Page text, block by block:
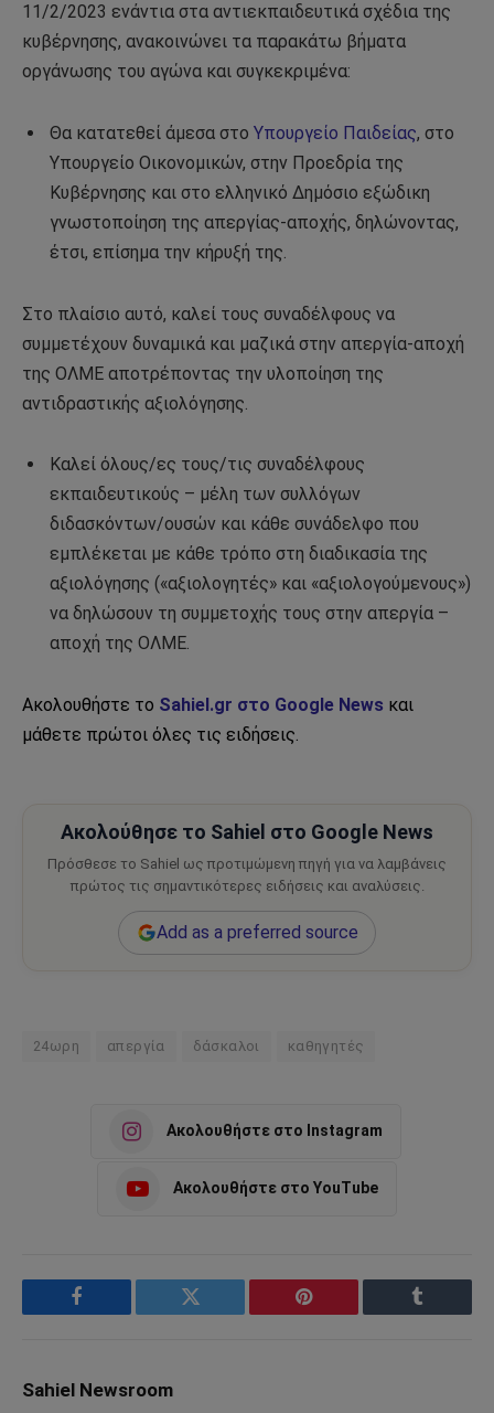
11/2/2023 ενάντια στα αντιεκπαιδευτικά σχέδια της
κυβέρνησης, ανακοινώνει τα παρακάτω βήματα
οργάνωσης του αγώνα και συγκεκριμένα:
Θα κατατεθεί άμεσα στο Υπουργείο Παιδείας, στο
Υπουργείο Οικονομικών, στην Προεδρία της
Κυβέρνησης και στο ελληνικό Δημόσιο εξώδικη
γνωστοποίηση της απεργίας-αποχής, δηλώνοντας,
έτσι, επίσημα την κήρυξή της.
Στο πλαίσιο αυτό, καλεί τους συναδέλφους να
συμμετέχουν δυναμικά και μαζικά στην απεργία-αποχή
της ΟΛΜΕ αποτρέποντας την υλοποίηση της
αντιδραστικής αξιολόγησης.
Καλεί όλους/ες τους/τις συναδέλφους
εκπαιδευτικούς – μέλη των συλλόγων
διδασκόντων/ουσών και κάθε συνάδελφο που
εμπλέκεται με κάθε τρόπο στη διαδικασία της
αξιολόγησης («αξιολογητές» και «αξιολογούμενους»)
να δηλώσουν τη συμμετοχής τους στην απεργία –
αποχή της ΟΛΜΕ.
Ακολουθήστε το Sahiel.gr στο Google News και
μάθετε πρώτοι όλες τις ειδήσεις.
Ακολούθησε το Sahiel στο Google News
Πρόσθεσε το Sahiel ως προτιμώμενη πηγή για να λαμβάνεις
πρώτος τις σημαντικότερες ειδήσεις και αναλύσεις.
Add as a preferred source
24ωρη απεργία δάσκαλοι καθηγητές
Ακολουθήστε στο Instagram
Ακολουθήστε στο YouTube
Facebook Twitter Pinterest Tumblr
Sahiel Newsroom